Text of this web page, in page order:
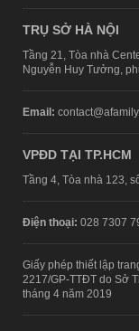
TRỤ SỞ HÀ NỘI
Tầng 21, Tòa nhà
Nguyễn Huy Tưởng,
Email:
VPĐD TẠI TP.HCM
Tầng 4, Tòa nhà 123,
Điện thoại: 028 7307
Giấy phép thiết lập
2217/GP-TTĐT do Sở
tháng 4 năm 2019